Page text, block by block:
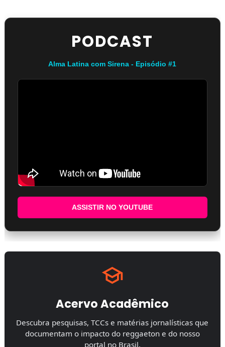
PODCAST
Alma Latina com Sirena - Episódio #1
ASSISTIR NO YOUTUBE
Acervo Acadêmico
Descubra pesquisas, TCCs e matérias jornalísticas que
documentam o impacto do reggaeton e do nosso
portal no Brasil.